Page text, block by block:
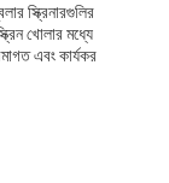
স্ক্রিনারগুলির
খোলার মধ্যে
এবং কার্যকর